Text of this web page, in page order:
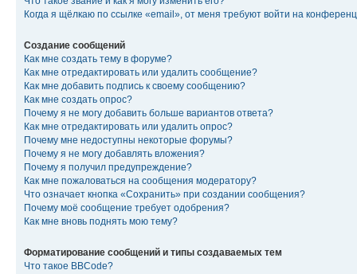
Когда я щёлкаю по ссылке «email», от меня требуют войти на
Создание сообщений
Как мне создать тему в форуме?
Как мне отредактировать или удалить сообщение?
Как мне добавить подпись к своему сообщению?
Как мне создать опрос?
Почему я не могу добавить больше вариантов ответа?
Как мне отредактировать или удалить опрос?
Почему мне недоступны некоторые форумы?
Почему я не могу добавлять вложения?
Почему я получил предупреждение?
Как мне пожаловаться на сообщения модератору?
Что означает кнопка «Сохранить» при создании сообщения?
Почему моё сообщение требует одобрения?
Как мне вновь поднять мою тему?
Форматирование сообщений и типы создаваемых тем
Что такое BBCode?